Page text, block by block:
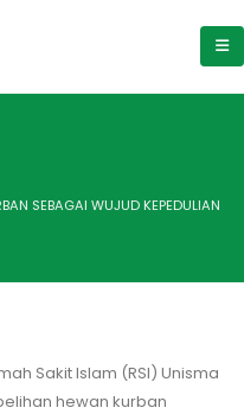
SEBAGAI WUJUD KEPEDULIAN
Sakit Islam (RSI) Unisma
hewan kurban